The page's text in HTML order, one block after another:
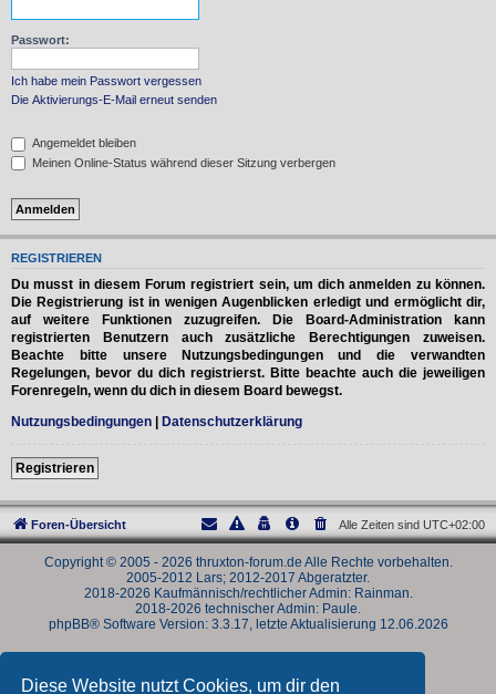
Diese Website nutzt Cookies, um dir den
Passwort:
Ich habe mein Passwort vergessen
Die Aktivierungs-E-Mail erneut senden
Angemeldet bleiben
Meinen Online-Status während dieser Sitzung verbergen
REGISTRIEREN
Du musst in diesem Forum registriert sein, um dich anmelden zu können.
Die Registrierung ist in wenigen Augenblicken erledigt und ermöglicht dir,
auf weitere Funktionen zuzugreifen. Die Board-Administration kann
registrierten Benutzern auch zusätzliche Berechtigungen zuweisen.
Beachte bitte unsere Nutzungsbedingungen und die verwandten
Regelungen, bevor du dich registrierst. Bitte beachte auch die jeweiligen
Forenregeln, wenn du dich in diesem Board bewegst.
Nutzungsbedingungen | Datenschutzerklärung
Registrieren
Foren-Übersicht Alle Zeiten sind UTC+02:00
Copyright © 2005 - 2026 thruxton-forum.de Alle Rechte vorbehalten.
2005-2012 Lars; 2012-2017 Abgeratzter.
2018-2026 Kaufmännisch/rechtlicher Admin: Rainman.
2018-2026 technischer Admin: Paule.
phpBB® Software Version: 3.3.17, letzte Aktualisierung 12.06.2026
Deutsche Übersetzung durchphpBB.de